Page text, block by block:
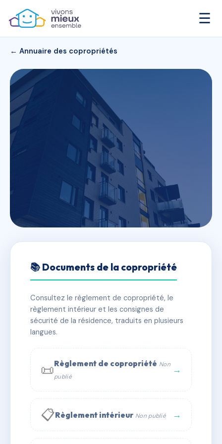
☰
← Annuaire des copropriétés
LE GRAND LARGE
✓ Immatriculée 🏠 28 lots 🏗 1 bâtiment(s)
📞 Contacter Syndic Digital
📚 Documents de la copropriété
Consultez le règlement de copropriété, le
règlement intérieur et les consignes de
sécurité de la résidence, traduits en plusieurs
langues.
📜Règlement de copropriété Non
publié
→
📋Règlement intérieur Non publié →